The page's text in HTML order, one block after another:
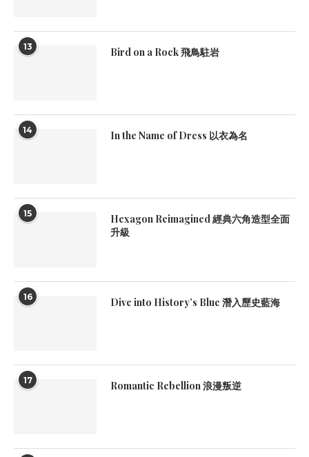
13 Bird on a Rock 飛鳥駐岩
14 In the Name of Dress 以衣為名
15
Hexagon Reimagined 經典六角造型全面
升級
16 Dive into History’s Blue 潛入歷史藍海
17 Romantic Rebellion 浪漫叛逆